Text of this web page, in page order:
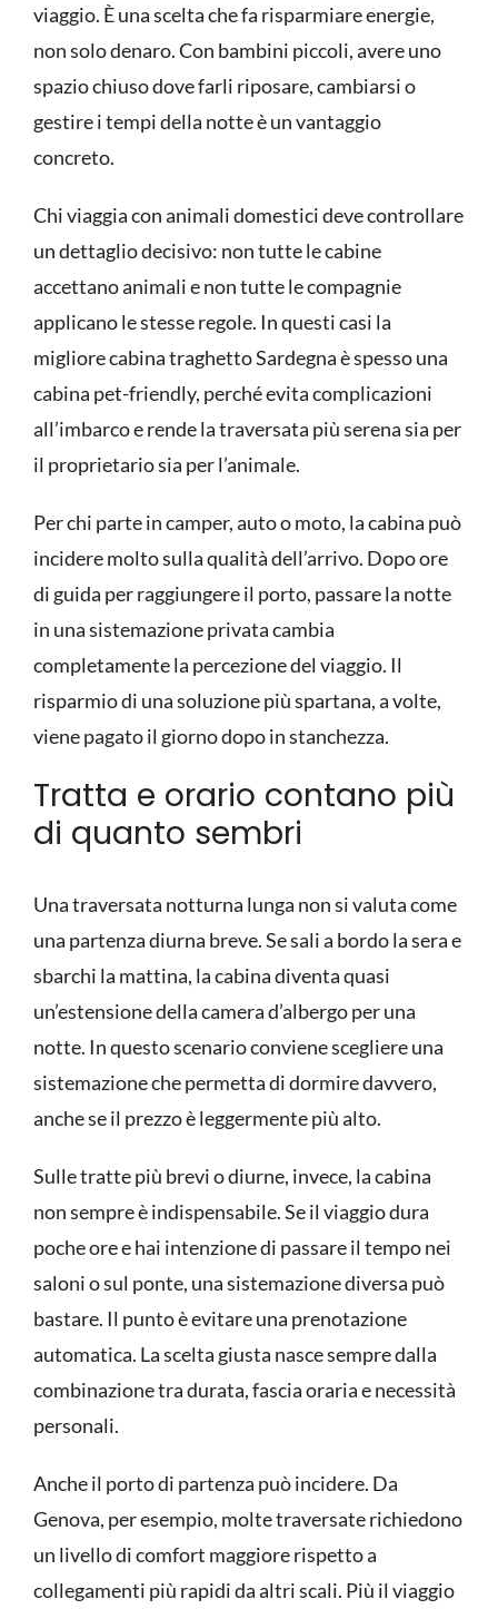
viaggio. È una scelta che fa risparmiare energie,
non solo denaro. Con bambini piccoli, avere uno
spazio chiuso dove farli riposare, cambiarsi o
gestire i tempi della notte è un vantaggio
concreto.
Chi viaggia con animali domestici deve controllare
un dettaglio decisivo: non tutte le cabine
accettano animali e non tutte le compagnie
applicano le stesse regole. In questi casi la
migliore cabina traghetto Sardegna è spesso una
cabina pet-friendly, perché evita complicazioni
all’imbarco e rende la traversata più serena sia per
il proprietario sia per l’animale.
Per chi parte in camper, auto o moto, la cabina può
incidere molto sulla qualità dell’arrivo. Dopo ore
di guida per raggiungere il porto, passare la notte
in una sistemazione privata cambia
completamente la percezione del viaggio. Il
risparmio di una soluzione più spartana, a volte,
viene pagato il giorno dopo in stanchezza.
Tratta e orario contano più
di quanto sembri
Una traversata notturna lunga non si valuta come
una partenza diurna breve. Se sali a bordo la sera e
sbarchi la mattina, la cabina diventa quasi
un’estensione della camera d’albergo per una
notte. In questo scenario conviene scegliere una
sistemazione che permetta di dormire davvero,
anche se il prezzo è leggermente più alto.
Sulle tratte più brevi o diurne, invece, la cabina
non sempre è indispensabile. Se il viaggio dura
poche ore e hai intenzione di passare il tempo nei
saloni o sul ponte, una sistemazione diversa può
bastare. Il punto è evitare una prenotazione
automatica. La scelta giusta nasce sempre dalla
combinazione tra durata, fascia oraria e necessità
personali.
Anche il porto di partenza può incidere. Da
Genova, per esempio, molte traversate richiedono
un livello di comfort maggiore rispetto a
collegamenti più rapidi da altri scali. Più il viaggio